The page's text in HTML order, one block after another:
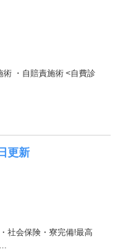
術 ・自賠責施術 <自費診
更新
社会保険・寮完備!最高